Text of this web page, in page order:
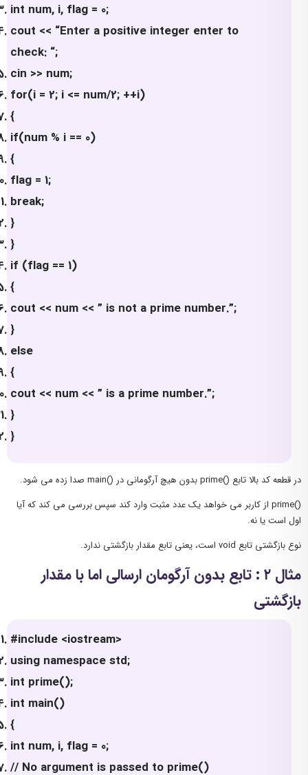
int num, i, flag = 0;
cout << “Enter a positive integer enter to
check: “;
cin >> num;
for(i = 2; i <= num/2; ++i)
{
if(num % i == 0)
{
flag = 1;
break;
}
}
if (flag == 1)
{
cout << num << ” is not a prime number.”;
}
else
{
cout << num << ” is a prime number.”;
}
}
در قطعه کد بالا تابع ()prime بدون هیچ آرگومانی در ()main صدا زده می شود.
()prime از کاربر می خواهد یک عدد مثبت وارد کند سپس بررسی می کند که آیا
اول است یا نه.
نوع بازگشتی تابع void است، یعنی تابع مقدار بازگشتی ندارد.
مثال ۲ : تابع بدون آرگومان ارسالی اما با مقدار
بازگشتی
#include <iostream>
using namespace std;
int prime();
int main()
{
int num, i, flag = 0;
// No argument is passed to prime()